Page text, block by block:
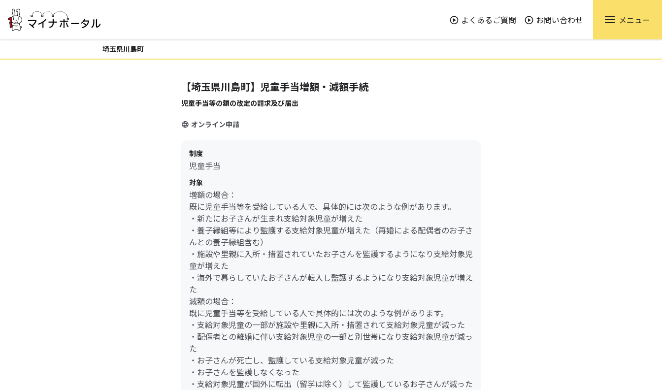
よくあるご質問 お問い合わせ メニュー
埼玉県川島町
【埼玉県川島町】児童手当増額・減額手続
児童手当等の額の改定の請求及び届出
オンライン申請
制度
児童手当
対象
増額の場合：
既に児童手当等を受給している人で、具体的には次のような例があります。
・新たにお子さんが生まれ支給対象児童が増えた
・養子縁組等により監護する支給対象児童が増えた（再婚による配偶者のお子さ
んとの養子縁組含む）
・施設や里親に入所・措置されていたお子さんを監護するようになり支給対象児
童が増えた
・海外で暮らしていたお子さんが転入し監護するようになり支給対象児童が増え
た
減額の場合：
既に児童手当等を受給している人で具体的には次のような例があります。
・支給対象児童の一部が施設や里親に入所・措置されて支給対象児童が減った
・配偶者との離婚に伴い支給対象児童の一部と別世帯になり支給対象児童が減っ
た
・お子さんが死亡し、監護している支給対象児童が減った
・お子さんを監護しなくなった
・支給対象児童が国外に転出（留学は除く）して監護しているお子さんが減った